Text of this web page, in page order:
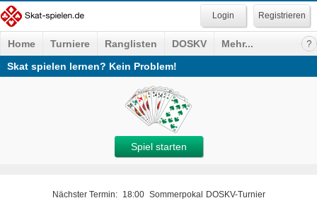
Registrieren
Home Turniere Ranglisten DOSKV
Mehr...
Skat spielen lernen? Kein Problem!
Spiel starten
Nächster Termin: 18:00 Sommerpokal DOSKV-Turnier